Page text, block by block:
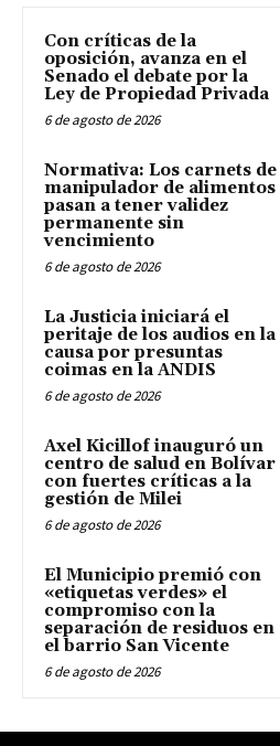
Con críticas de la
oposición, avanza en el
Senado el debate por la
Ley de Propiedad Privada
6 de agosto de 2026
Normativa: Los carnets de
manipulador de alimentos
pasan a tener validez
permanente sin
vencimiento
6 de agosto de 2026
La Justicia iniciará el
peritaje de los audios en la
causa por presuntas
coimas en la ANDIS
6 de agosto de 2026
Axel Kicillof inauguró un
centro de salud en Bolívar
con fuertes críticas a la
gestión de Milei
6 de agosto de 2026
El Municipio premió con
«etiquetas verdes» el
compromiso con la
separación de residuos en
el barrio San Vicente
6 de agosto de 2026